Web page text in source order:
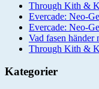
Through Kith &
Evercade: Neo-
Evercade: Neo-
Vad fasen händer
Through Kith &
Kategorier